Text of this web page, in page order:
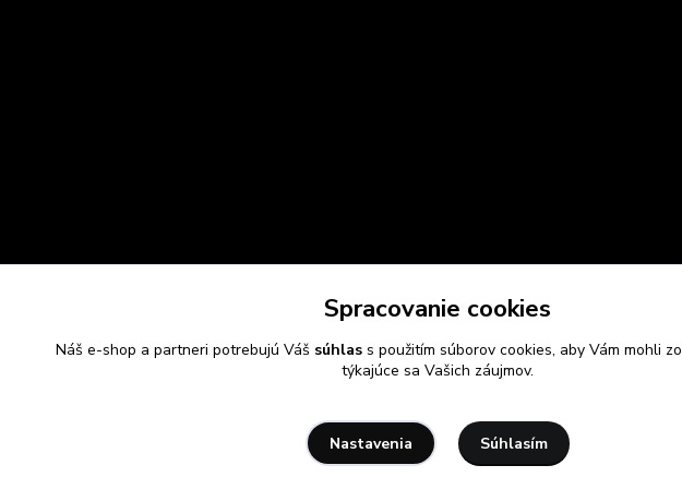
Spracovanie cookies
Náš e-shop a partneri potrebujú Váš súhlas s použitím súborov cookies, aby Vám mohli
týkajúce sa Vašich záujmov.
Nastavenia Súhlasím